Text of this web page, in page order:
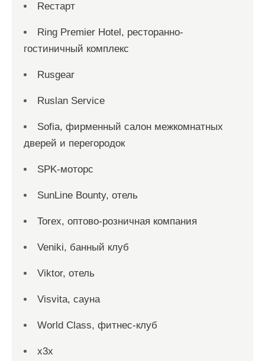
Reстарт
Ring Premier Hotel, ресторанно-
гостиничный комплекс
Rusgear
Ruslan Service
Sofia, фирменный салон межкомнатных
дверей и перегородок
SPK-моторс
SunLine Bounty, отель
Torex, оптово-розничная компания
Veniki, банный клуб
Viktor, отель
Visvita, сауна
World Class, фитнес-клуб
x3x